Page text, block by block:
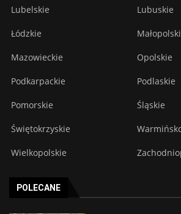
Lubelskie Lubuskie
Łódzkie
Mazowieckie Opolskie
Podkarpackie Podlaskie
Pomorskie Śląskie
Świętokrzyskie
Wielkopolskie
POLECANE